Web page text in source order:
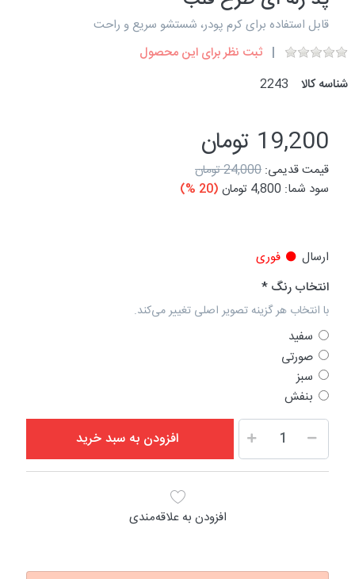
قابل استفاده برای کرم پودر، شستشو سریع و راحت
ثبت نظر برای این محصول
شناسه کالا
2243
19,200 تومان
قیمت قدیمی: 24,000 تومان
سود شما: 4,800 تومان (20 %)
ارسال
فوری
انتخاب رنگ
با انتخاب هر گزینه تصویر اصلی تغییر می‌کند.
سفید
صورتی
سبز
بنفش
افزودن به سبد خرید
افزودن به علاقه‌مندی